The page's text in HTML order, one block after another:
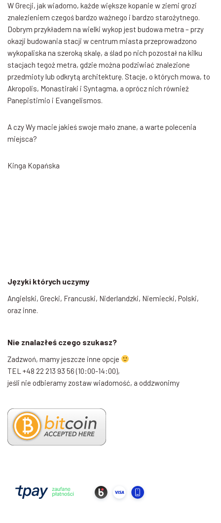
W Grecji, jak wiadomo, każde większe kopanie w ziemi grozi
znalezieniem czegoś bardzo ważnego i bardzo starożytnego.
Dobrym przykładem na wielki wykop jest budowa metra – przy
okazji budowania stacji w centrum miasta przeprowadzono
wykopaliska na szeroką skalę, a ślad po nich pozostał na kilku
stacjach tegoż metra, gdzie można podziwiać znalezione
przedmioty lub odkrytą architekturę. Stacje, o których mowa, to
Akropolis, Monastiraki i Syntagma, a oprócz nich również
Panepistimio i Evangelismos.
A czy Wy macie jakieś swoje mało znane, a warte polecenia
miejsca?
Kinga Kopańska
Języki których uczymy
Angielski, Grecki, Francuski, Niderlandzki, Niemiecki, Polski,
oraz inne.
Nie znalazłeś czego szukasz?
Zadzwoń, mamy jeszcze inne opcje
TEL +48 22 213 93 56 (10:00-14:00),
jeśli nie odbieramy zostaw wiadomość, a oddzwonimy